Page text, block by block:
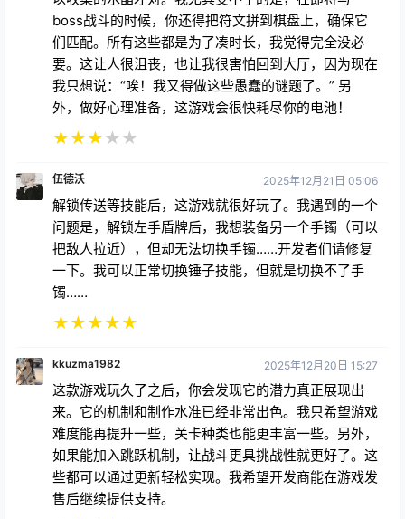
们匹配。所有这些都是为了凑时长，我觉得完全没必
要。这让人很沮丧，也让我很害怕回到大厅，因为现在
我只想说：“唉！我又得做这些愚蠢的谜题了。” 另
外，做好心理准备，这游戏会很快耗尽你的电池！
★★★★★
解锁传送等技能后，这游戏就很好玩了。我遇到的一个
问题是，解锁左手盾牌后，我想装备另一个手镯（可以
把敌人拉近），但却无法切换手镯……开发者们请修复
一下。我可以正常切换锤子技能，但就是切换不了手
镯……
★★
这款游戏玩久了之后，你会发现它的潜力真正展现出
来。它的机制和制作水准已经非常出色。我只希望游戏
难度能再提升一些，关卡种类也能更丰富一些。另外，
如果能加入跳跃机制，让战斗更具挑战性就更好了。这
些都可以通过更新轻松实现。我希望开发商能在游戏发
售后继续提供支持。
★★★★★